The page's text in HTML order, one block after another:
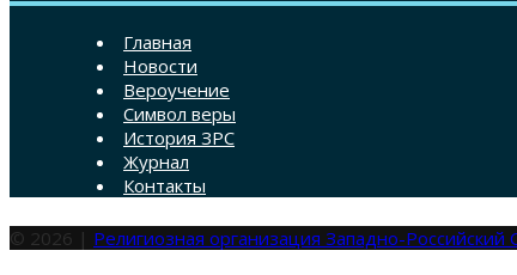
Главная
Новости
Вероучение
Символ веры
История ЗРС
Журнал
Контакты
© 2026 | Религиозная организация Западно-